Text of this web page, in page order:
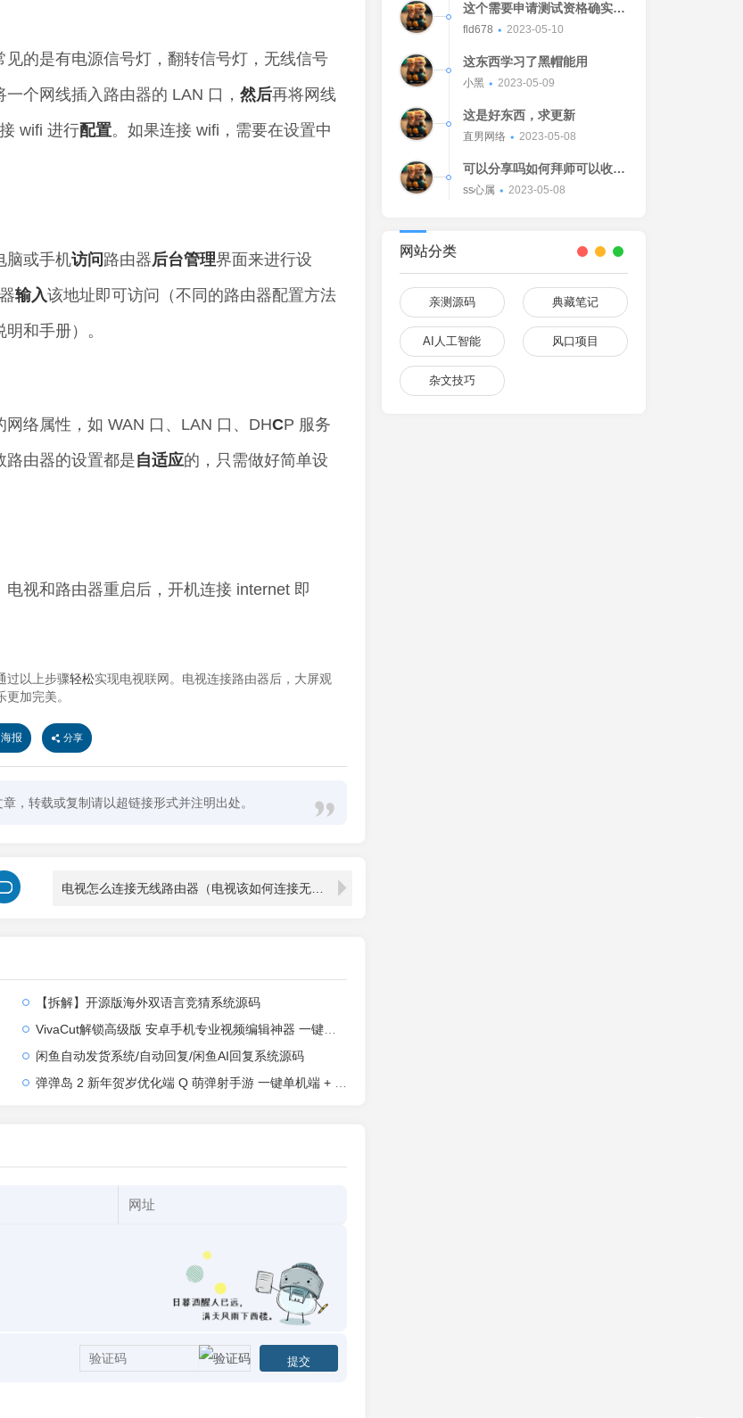
的是有电源信号灯，翻转信号灯，无线信号
个网线插入路由器的 LAN 口， 然后再将网线
wifi 进行配置。如果连接 wifi，需要在设置中
脑或手机访问 路由器后台管理界面来进行设
输入该地址即可访问（不同的路由器配置方法
和手册）。
络属性，如 WAN 口、LAN 口、DHCP 服务
路由器的设置都是自适应的，只需做好简单设
视和路由器重启后，开机连接 internet 即
过以上步骤轻松实现电视联网。电视连接路由器后，大屏观
更加完美。
海报 分享
章，转载或复制请以超链接形式并注明出处。
电视怎么连接无线路由器（电视该如何连接无线路由器）
【拆解】开源版海外双语言竞猜系统源码
VivaCut解锁高级版 安卓手机专业视频编辑神器 一键式AI加持
闲鱼自动发货系统/自动回复/闲鱼AI回复系统源码
弹弹岛 2 新年贺岁优化端 Q 萌弹射手游 一键单机端 + Linux 手工端 + GM 后台 + 安卓 iOS 双端带教程
这个需要申请测试资格确实不
错的东西
fld678 2023-05-10
这东西学习了黑帽能用
小黑 2023-05-09
这是好东西，求更新
直男网络 2023-05-08
可以分享吗如何拜师可以收我
吗[Watermelon]
ss心属 2023-05-08
网站分类
亲测源码 典藏笔记
AI人工智能 风口项目
杂文技巧